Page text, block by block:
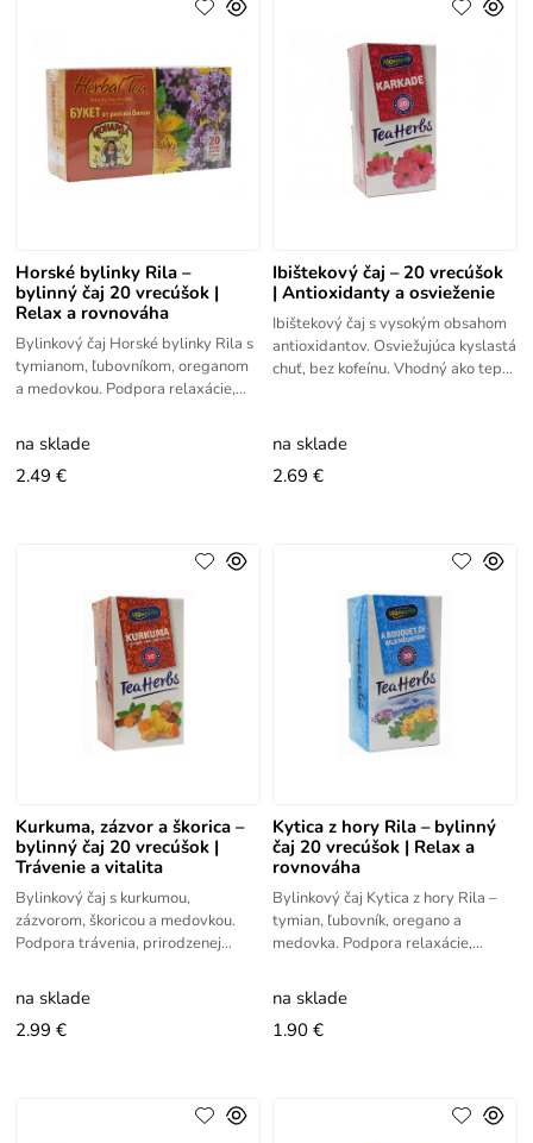
Horské bylinky Rila –
bylinný čaj 20 vrecúšok |
Relax a rovnováha
Bylinkový čaj Horské bylinky Rila s
tymianom, ľubovníkom, oreganom
a medovkou. Podpora relaxácie,
obranyschopnosti.
na sklade
2.49 €
Ibištekový čaj – 20 vrecúšok
| Antioxidanty a osvieženie
Ibištekový čaj s vysokým obsahom
antioxidantov. Osviežujúca kyslastá
chuť, bez kofeínu. Vhodný ako teplý
na sklade
2.69 €
Kurkuma, zázvor a škorica –
bylinný čaj 20 vrecúšok |
Trávenie a vitalita
Bylinkový čaj s kurkumou,
zázvorom, škoricou a medovkou.
Podpora trávenia, prirodzenej
na sklade
2.99 €
Kytica z hory Rila – bylinný
čaj 20 vrecúšok | Relax a
rovnováha
Bylinkový čaj Kytica z hory Rila –
tymian, ľubovník, oregano a
medovka. Podpora relaxácie,
na sklade
1.90 €